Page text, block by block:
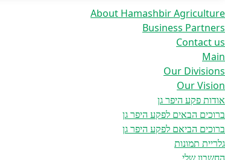
כדי
לעבור
לאזור
תוכן
מרכזי
About Hamashbir Agriculture
Business Partners
Contact us
Main
Our Divisions
Our Vision
אודות פקע היפר גן
ברוכים הבאים לפקע היפר גן
ברוכים הביאם לפקע היפר גן
גלריית תמונות